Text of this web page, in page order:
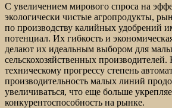
С увеличением мирового спроса на
экологически чистые агропродукты,
по производству калийных удобрений
потенциал. Их гибкость и
делают их идеальным выбором для
сельскохозяйственных производителей.
техническому прогрессу степень
производительность малых линий
увеличиваться, что еще больше
конкурентоспособность на рынке.